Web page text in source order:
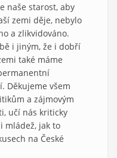
naše starost, aby
zemi děje, nebylo
a zlikvidováno.
i jiným, že i dobří
také máme
Děkujeme všem
a zájmovým
učí nás kriticky
mládež, jak to
na České